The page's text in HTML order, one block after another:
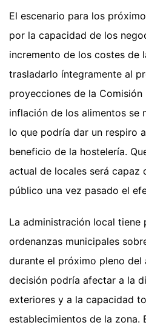
El escenario para los
por la capacidad de los
incremento de los costes de
trasladarlo íntegramente al
proyecciones de la Comisión
inflación de los alimentos se
lo que podría dar un respiro
beneficio de la hostelería.
actual de locales será capaz
público una vez pasado el
La administración local tiene
ordenanzas municipales
durante el próximo pleno del
decisión podría afectar a la
exteriores y a la capacidad
establecimientos de la zona.